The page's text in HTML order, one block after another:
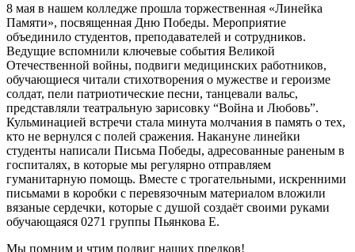
8 мая в нашем колледже прошла торжественная «Линейка
Памяти», посвященная Дню Победы. Мероприятие
объединило студентов, преподавателей и сотрудников.
Ведущие вспомнили ключевые события Великой
Отечественной войны, подвиги медицинских работников,
обучающиеся читали стихотворения о мужестве и героизме
солдат, пели патриотические песни, танцевали вальс,
представляли театральную зарисовку “Война и Любовь”.
Кульминацией встречи стала минута молчания в память о тех,
кто не вернулся с полей сражения. Накануне линейки
студенты написали Письма Победы, адресованные раненым в
госпиталях, в которые мы регулярно отправляем
гуманитарную помощь. Вместе с трогательными, искренними
письмами в коробки с перевязочным материалом вложили
вязаные сердечки, которые с душой создаёт своими руками
обучающаяся 0271 группы Пьянкова Е.
Мы помним и чтим подвиг наших предков!